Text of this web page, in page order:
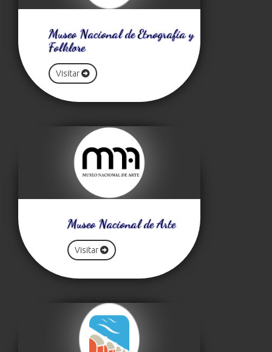
Museo Nacional de Etnografía y
Folklore
Visitar
Museo Nacional de Arte
Visitar